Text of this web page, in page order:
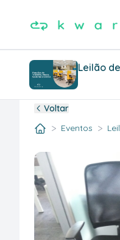
Leilão
Voltar
> Eventos >